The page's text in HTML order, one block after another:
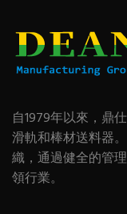
自1979年以來，鼎
滑軌和棒材送料器
織，通過健全的管
領行業。